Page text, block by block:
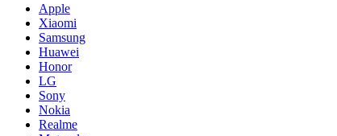
Apple
Xiaomi
Samsung
Huawei
Honor
LG
Sony
Nokia
Realme